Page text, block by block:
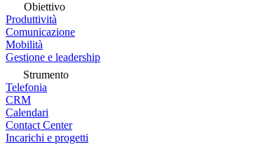
Obiettivo
Produttività
Comunicazione
Mobilità
Gestione e leadership
Strumento
Telefonia
CRM
Calendari
Contact Center
Incarichi e progetti